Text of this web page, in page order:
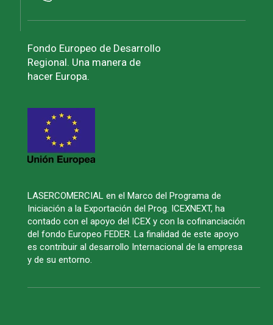
Fondo Europeo de Desarrollo
Regional. Una manera de
hacer Europa.
LASERCOMERCIAL en el Marco del Programa de
Iniciación a la Exportación del Prog. ICEXNEXT, ha
contado con el apoyo del ICEX y con la cofinanciación
del fondo Europeo FEDER. La finalidad de este apoyo
es contribuir al desarrollo Internacional de la empresa
y de su entorno.